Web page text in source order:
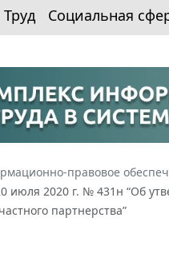
Труд Социальная
правовое
июля 2020 г. № 431н “Об
партнерства”